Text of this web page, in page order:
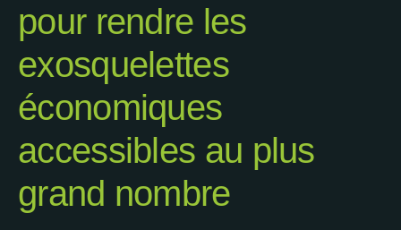
pour rendre les
exosquelettes
économiques
accessibles au plus
grand nombre